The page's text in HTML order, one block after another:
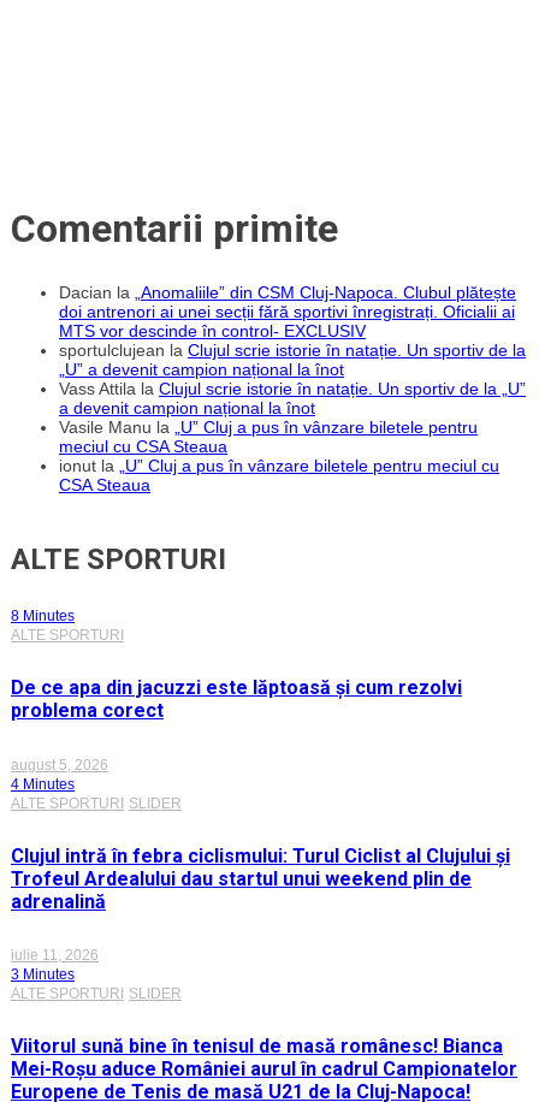
Comentarii primite
Dacian la „Anomaliile” din CSM Cluj-Napoca. Clubul plătește
doi antrenori ai unei secții fără sportivi înregistrați. Oficialii ai
MTS vor descinde în control- EXCLUSIV
sportulclujean la Clujul scrie istorie în natație. Un sportiv de la
„U” a devenit campion național la înot
Vass Attila la Clujul scrie istorie în natație. Un sportiv de la „U”
a devenit campion național la înot
Vasile Manu la „U” Cluj a pus în vânzare biletele pentru
meciul cu CSA Steaua
ionut la „U” Cluj a pus în vânzare biletele pentru meciul cu
CSA Steaua
ALTE SPORTURI
8 Minutes
ALTE SPORTURI
De ce apa din jacuzzi este lăptoasă și cum rezolvi
problema corect
august 5, 2026
4 Minutes
ALTE SPORTURI SLIDER
Clujul intră în febra ciclismului: Turul Ciclist al Clujului și
Trofeul Ardealului dau startul unui weekend plin de
adrenalină
iulie 11, 2026
3 Minutes
ALTE SPORTURI
SLIDER
Viitorul sună bine în tenisul de masă românesc! Bianca
Mei-Roșu aduce României aurul în cadrul Campionatelor
Europene de Tenis de masă U21 de la Cluj-Napoca!